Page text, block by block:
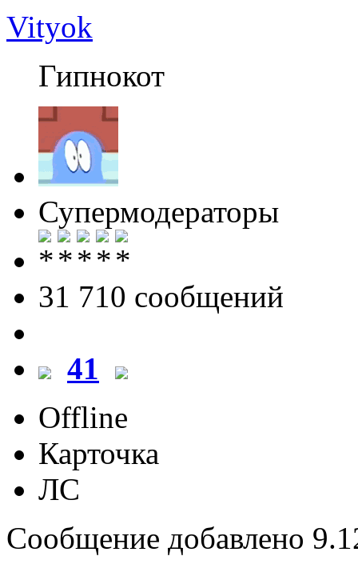
Vityok
Гипнокот
Супермодераторы
31 710 cообщений
41
Offline
Карточка
ЛС
Сообщение добавлено